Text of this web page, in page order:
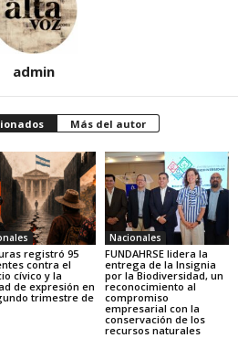
admin
Más del autor
registró 95
contra el
cívico y la
de expresión en
trimestre de
Nacionales
FUNDAHRSE lidera la
entrega de la Insignia
por la Biodiversidad, un
reconocimiento al
compromiso
empresarial con la
conservación de los
recursos naturales